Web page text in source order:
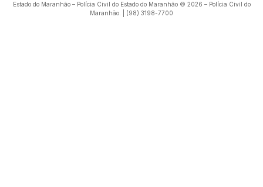
Estado do Maranhão – Polícia Civil do Estado do Maranhão © 2026 – Polícia Civil do
Maranhão. | (98) 3198-7700